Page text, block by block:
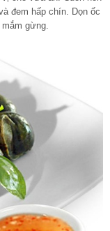
đem hấp chín. Dọn ốc
gừng.